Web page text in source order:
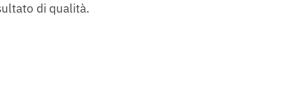
di qualità.